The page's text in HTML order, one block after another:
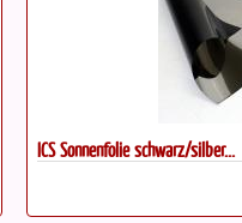
ICS Sonnenfolie schwarz/silber...